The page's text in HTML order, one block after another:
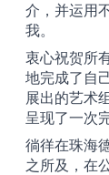
介，并运用
我。
衷心祝贺所
地完成了自
展出的艺术
呈现了一次
徜徉在珠海
之所及，在